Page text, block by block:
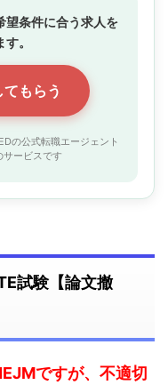
望条件に合う求人を
。
もらう
の公式転職エージェント
サービスです
試験【論文撤
ですが、不適切